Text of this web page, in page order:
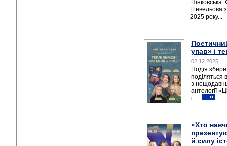
Пінковська.
Шевельова
2025 року...
упав» і
02.12.2025 |
Подія збере
поділяться
з
антології
і...
«Хто
й силу